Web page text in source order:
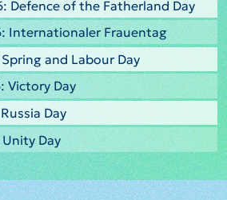
Defence of the Fatherland Day
Internationaler Frauentag
and Labour Day
Victory Day
Day
Unity Day